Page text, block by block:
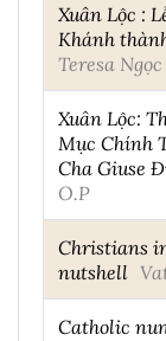
Xuân Lộc :
Khánh
Teresa
Xuân Lộc:
Mục Chính
Cha Giuse
O.P
Christians
nutshell
Catholic